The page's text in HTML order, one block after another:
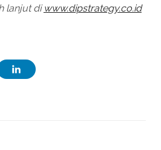
lanjut di www.dipstrategy.co.id